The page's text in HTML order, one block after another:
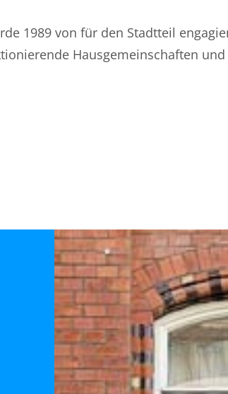
1989 von für den Stadtteil
Hausgemeinschaften